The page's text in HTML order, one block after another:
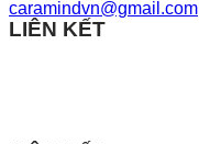
caramindvn@gmail.com
LIÊN KẾT